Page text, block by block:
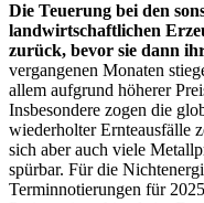
Die Teuerung bei den
landwirtschaftlichen
zurück, bevor sie dann
vergangenen Monaten
allem aufgrund höherer
Insbesondere zogen die
wiederholter Ernteausfälle
sich aber auch viele
spürbar. Für die
Terminnotierungen für